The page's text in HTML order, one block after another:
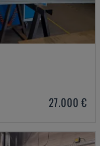
27.000 €